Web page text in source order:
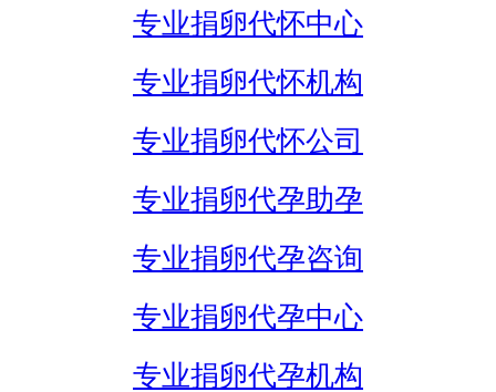
专业捐卵代怀中心
专业捐卵代怀机构
专业捐卵代怀公司
专业捐卵代孕助孕
专业捐卵代孕咨询
专业捐卵代孕中心
专业捐卵代孕机构